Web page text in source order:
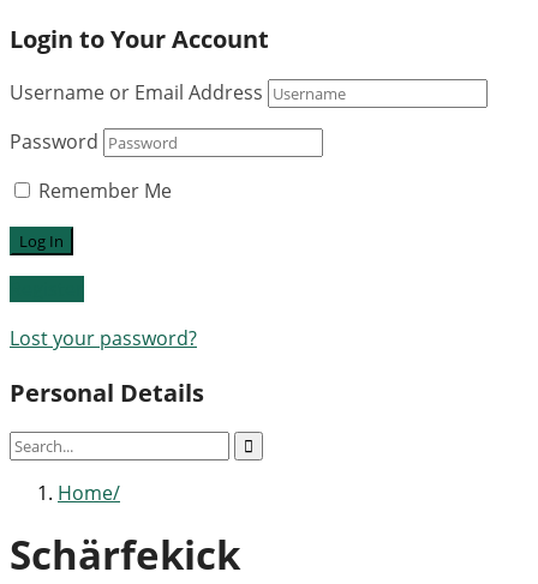
Login to Your Account
Username or Email Address
Password
Remember Me
Lost your password?
Personal Details
Home
Schärfekick